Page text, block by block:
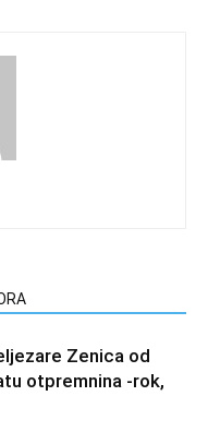
Zenica od
otpremnina -rok,